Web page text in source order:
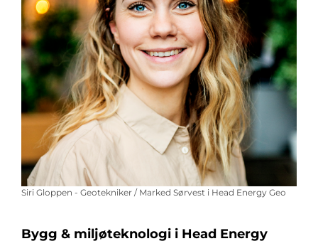
Siri Gloppen - Geotekniker / Marked Sørvest i Head Energy Geo
Bygg & miljøteknologi i Head Energy